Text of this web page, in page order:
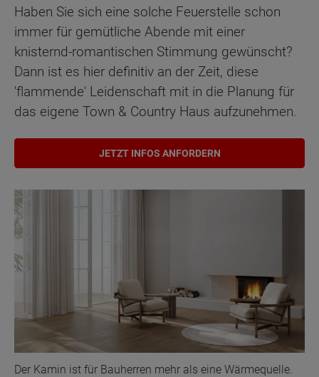
Der Kamin ist für Bauherren mehr als eine Wärmequelle.
Haben Sie sich eine solche Feuerstelle schon
immer für gemütliche Abende mit einer
knisternd-romantischen Stimmung gewünscht?
Dann ist es hier definitiv an der Zeit, diese
'flammende' Leidenschaft mit in die Planung für
das eigene Town & Country Haus aufzunehmen.
JETZT INFOS ANFORDERN